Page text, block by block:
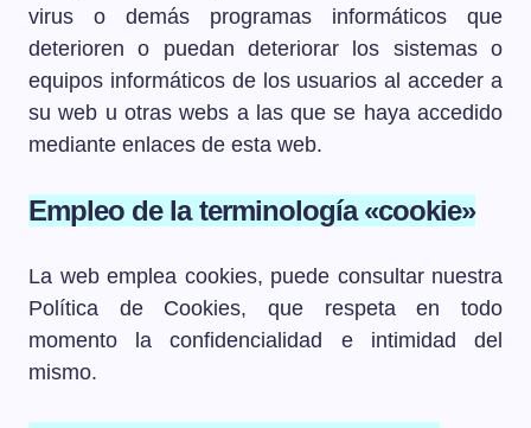
virus o demás programas informáticos que
deterioren o puedan deteriorar los sistemas o
equipos informáticos de los usuarios al acceder a
su web u otras webs a las que se haya accedido
mediante enlaces de esta web.
Empleo de la terminología «cookie»
La web emplea cookies, puede consultar nuestra
Política de Cookies, que respeta en todo
momento la confidencialidad e intimidad del
mismo.